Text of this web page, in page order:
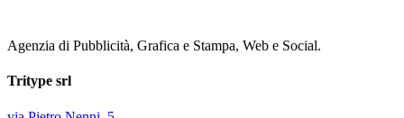
Agenzia di Pubblicità, Grafica e Stampa, Web e Social.
Tritype srl